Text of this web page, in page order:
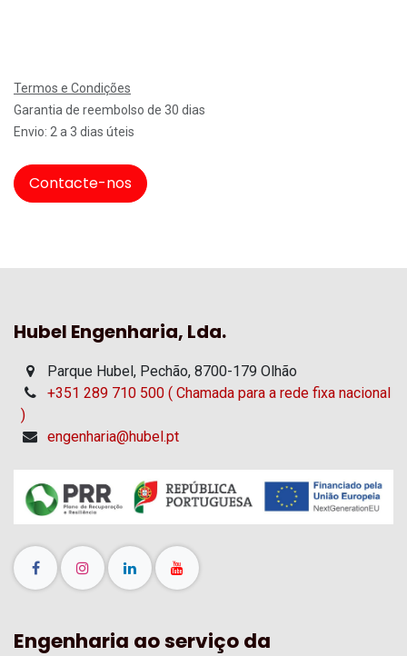
Termos e Condições
Garantia de reembolso de 30 dias
Envio: 2 a 3 dias úteis
Contacte-nos
Hubel Engenharia, Lda.
Parque Hubel, Pechão, 8700-179 Olhão
+351 289 710 500 ( Chamada para a rede fixa nacional
)
engenharia@hubel.pt
Engenharia ao serviço da